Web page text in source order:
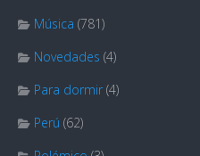
Música (781)
Novedades (4)
Para dormir (4)
Perú (62)